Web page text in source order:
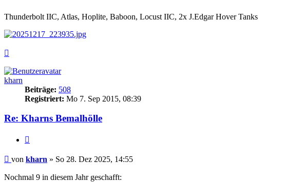
Thunderbolt IIC, Atlas, Hoplite, Baboon, Locust IIC, 2x J.Edgar Hover Tanks
kharn
Beiträge: 508
Registriert: Mo 7. Sep 2015, 08:39
Re: Kharns Bemalhölle
Beitrag
von kharn » So 28. Dez 2025, 14:55
Nochmal 9 in diesem Jahr geschafft: